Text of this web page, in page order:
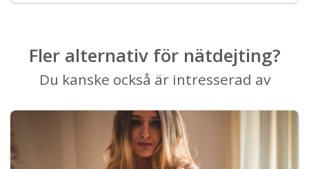
Fler alternativ för nätdejting?
Du kanske också är intresserad av